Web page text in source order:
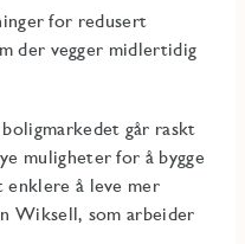
for redusert
der vegger midlertidig
går raskt
muligheter for å bygge
enklere å leve mer
Wiksell, som arbeider